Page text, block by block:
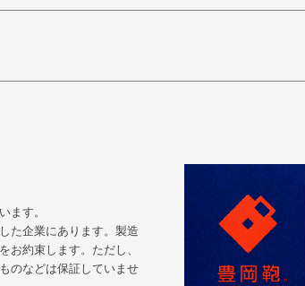
ます。
た企業にあります。製造
お約束します。ただし、
のなどは保証していませ